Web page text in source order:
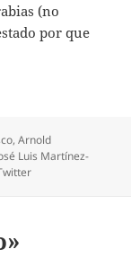
(no
por que
,Arnold
Luis Martínez-